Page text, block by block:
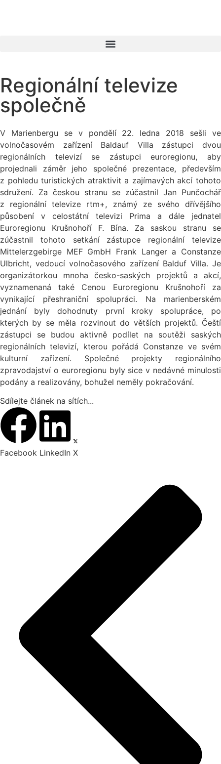
Regionální televize
společně
V Marienbergu se v pondělí 22. ledna 2018 sešli ve
volnočasovém zařízení Baldauf Villa zástupci dvou
regionálních televizí se zástupci euroregionu, aby
projednali záměr jeho společné prezentace, především
z pohledu turistických atraktivit a zajímavých akcí tohoto
sdružení. Za českou stranu se zúčastnil Jan Punčochář
z regionální televize rtm+, známý ze svého dřívějšího
působení v celostátní televizi Prima a dále jednatel
Euroregionu Krušnohoří F. Bína. Za saskou stranu se
zúčastnil tohoto setkání zástupce regionální televize
Mittelerzgebirge MEF GmbH Frank Langer a Constanze
Ulbricht, vedoucí volnočasového zařízení Balduf Villa. Je
organizátorkou mnoha česko-saských projektů a akcí,
vyznamenaná také Cenou Euroregionu Krušnohoří za
vynikající přeshraniční spolupráci. Na marienberském
jednání byly dohodnuty první kroky spolupráce, po
kterých by se měla rozvinout do větších projektů. Čeští
zástupci se budou aktivně podílet na soutěži saských
regionálních televizí, kterou pořádá Constanze ve svém
kulturní zařízení. Společné projekty regionálního
zpravodajství o euroregionu byly sice v nedávné minulosti
podány a realizovány, bohužel neměly pokračování.
Sdílejte článek na sítích...
Facebook LinkedIn X